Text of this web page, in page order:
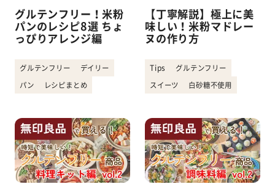
グルテンフリー！米粉
パンのレシピ8選 ちょ
っぴりアレンジ編
グルテンフリー デイリー
パン レシピまとめ
【丁寧解説】極上に美
味しい！米粉マドレー
ヌの作り方
Tips グルテンフリー
スイーツ 白砂糖不使用